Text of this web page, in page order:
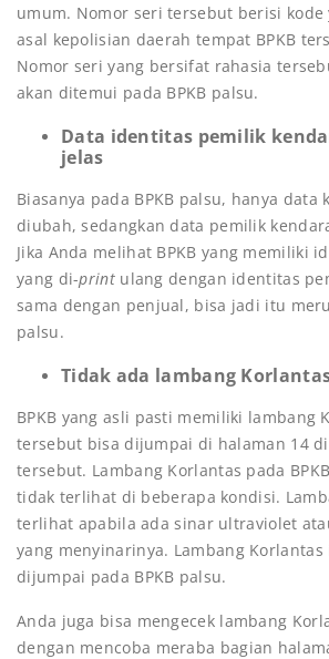
umum. Nomor seri tersebut berisi kode
asal kepolisian daerah tempat BPKB
Nomor seri yang bersifat rahasia
akan ditemui pada BPKB palsu.
Data identitas pemilik
jelas
Biasanya pada BPKB palsu, hanya data
diubah, sedangkan data pemilik
Jika Anda melihat BPKB yang memiliki
yang di-printulang dengan identitas
sama dengan penjual, bisa jadi itu
palsu.
Tidak ada lambang
BPKB yang asli pasti memiliki lambang
tersebut bisa dijumpai di halaman 14
tersebut. Lambang Korlantas pada
tidak terlihat di beberapa kondisi.
terlihat apabila ada sinar ultraviolet
yang menyinarinya. Lambang
dijumpai pada BPKB palsu.
Anda juga bisa mengecek lambang
dengan mencoba meraba bagian